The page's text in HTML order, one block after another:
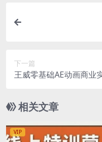
下一篇
王威零基础AE动画商业
相关文章
VIP